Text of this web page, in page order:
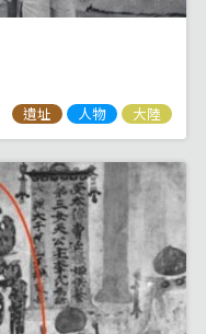
遺址 人物 大陸